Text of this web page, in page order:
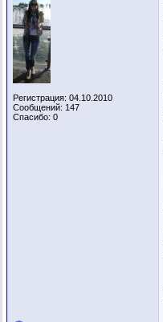
Регистрация: 04.10.2010
Сообщений: 147
Спасибо: 0